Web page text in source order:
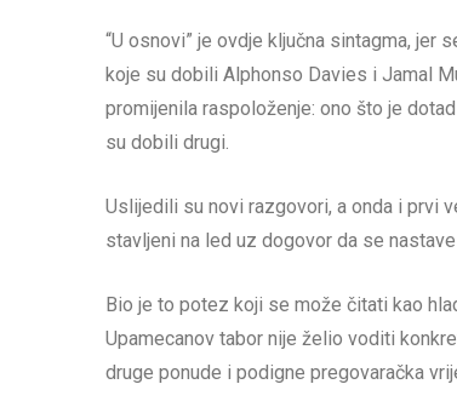
“U osnovi” je ovdje ključna sintagma,
koje su dobili Alphonso Davies i Jamal
promijenila raspoloženje: ono što je
su dobili drugi.
Uslijedili su novi razgovori, a onda i prvi
stavljeni na led uz dogovor da se
Bio je to potez koji se može čitati kao
Upamecanov tabor nije želio voditi
druge ponude i podigne pregovaračka